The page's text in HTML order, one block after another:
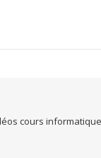
cours informatique